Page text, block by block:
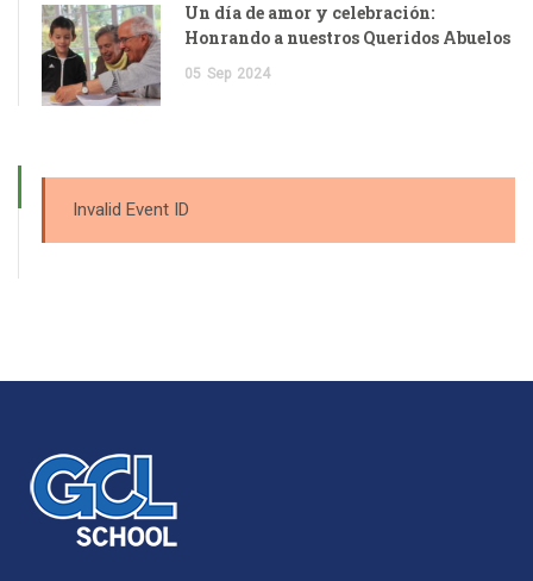
Un día de amor y celebración:
Honrando a nuestros Queridos Abuelos
05 Sep 2024
Invalid Event ID